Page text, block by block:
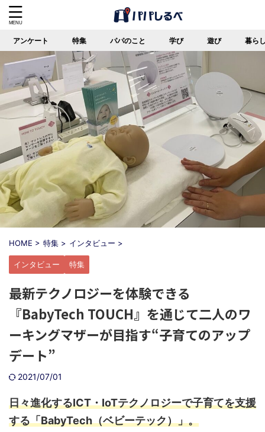
アンケート 特集 パパのこと 学び 遊び 暮ら
HOME > 特集 > インタビュー >
インタビュー 特集
最新テクノロジーを体験できる
『BabyTech TOUCH』を通じて二人のワ
ーキングマザーが目指す“子育てのアップ
デート”
2021/07/01
日々進化するICT・IoTテクノロジーで子育てを支援
する「BabyTech（ベビーテック）」。